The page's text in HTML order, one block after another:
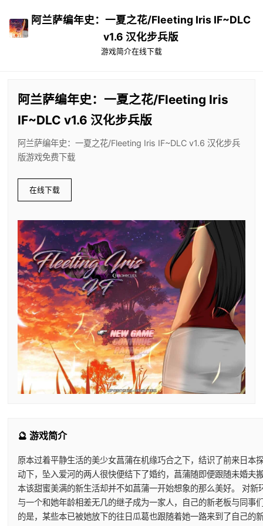
阿兰萨编年史：一夏之花/Fleeting Iris IF~DLC
v1.6 汉化步兵版
游戏简介在线下载
阿兰萨编年史：一夏之花/Fleeting Iris
IF~DLC v1.6 汉化步兵版
阿兰萨编年史：一夏之花/Fleeting Iris IF~DLC v1.6 汉化步兵
版游戏免费下载
在线下载
🔮 游戏简介
原本过着平静生活的美少女菖蒲在机缘巧合之下，结识了前来日本
动下，坠入爱河的两人很快便结下了婚约，菖蒲随即便跟随未婚夫
本该甜蜜美满的新生活却并不如菖蒲一开始想象的那么美好。 对新
与一个和她年龄相差无几的继子成为一家人，自己的新老板与同事
的是，某些本已被她放下的往日瓜葛也跟随着她一路来到了自己的